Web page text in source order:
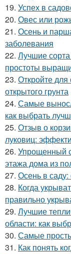
19. Успех в
20. Овес или
21. Осень и
заболевания
22. Лучшие
простоты
23. Откройте для
открытого грунта
24. Самые
как выбрать
25. Отзыв о
луковиц:
26. Упрощенный
этажа дома из
27. Осень в
28. Когда
правильно
29. Лучшие
области: как
30. Самые
31. Как понять